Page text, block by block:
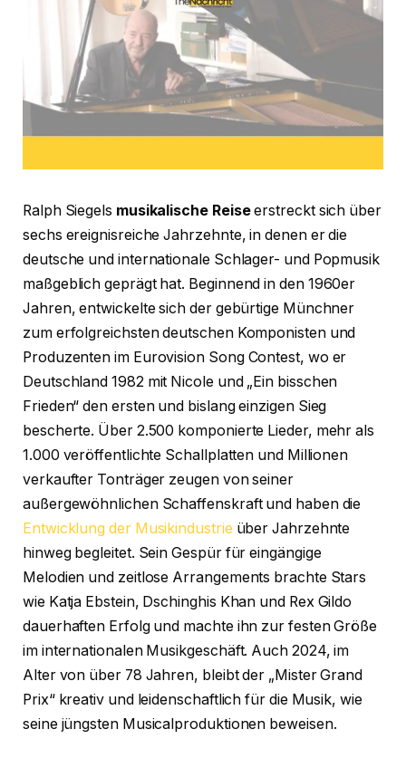
Ralph Siegels musikalische Reiseerstreckt sich über
sechs ereignisreiche Jahrzehnte, in denen er die
deutsche und internationale Schlager- und Popmusik
maßgeblich geprägt hat. Beginnend in den 1960er
Jahren, entwickelte sich der gebürtige Münchner
zum erfolgreichsten deutschen Komponisten und
Produzenten im Eurovision Song Contest, wo er
Deutschland 1982 mit Nicole und „Ein bisschen
Frieden“ den ersten und bislang einzigen Sieg
bescherte. Über 2.500 komponierte Lieder, mehr als
1.000 veröffentlichte Schallplatten und Millionen
verkaufter Tonträger zeugen von seiner
außergewöhnlichen Schaffenskraft und haben die
Entwicklung der Musikindustrie über Jahrzehnte
hinweg begleitet. Sein Gespür für eingängige
Melodien und zeitlose Arrangements brachte Stars
wie Katja Ebstein, Dschinghis Khan und Rex Gildo
dauerhaften Erfolg und machte ihn zur festen Größe
im internationalen Musikgeschäft. Auch 2024, im
Alter von über 78 Jahren, bleibt der „Mister Grand
Prix“ kreativ und leidenschaftlich für die Musik, wie
seine jüngsten Musicalproduktionen beweisen.